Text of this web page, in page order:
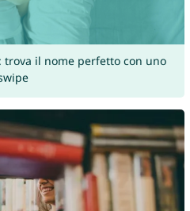
trova il nome perfetto con uno